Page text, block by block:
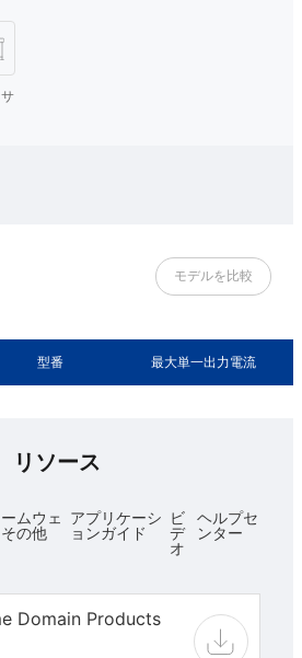
モデルを比較
型番 最大単一出力電流
リソース
ムウェ
の他
アプリケーシ
ョンガイド
ビ
デ
オ
ヘルプセ
ンター
Domain Products